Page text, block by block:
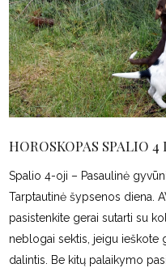
HOROSKOPAS SPALIO 4
Spalio 4-oji – Pasaulinė
Tarptautinė šypsenos diena.
pasistenkite gerai sutarti su
neblogai sektis, jeigu ieškote
dalintis. Be kitų palaikymo